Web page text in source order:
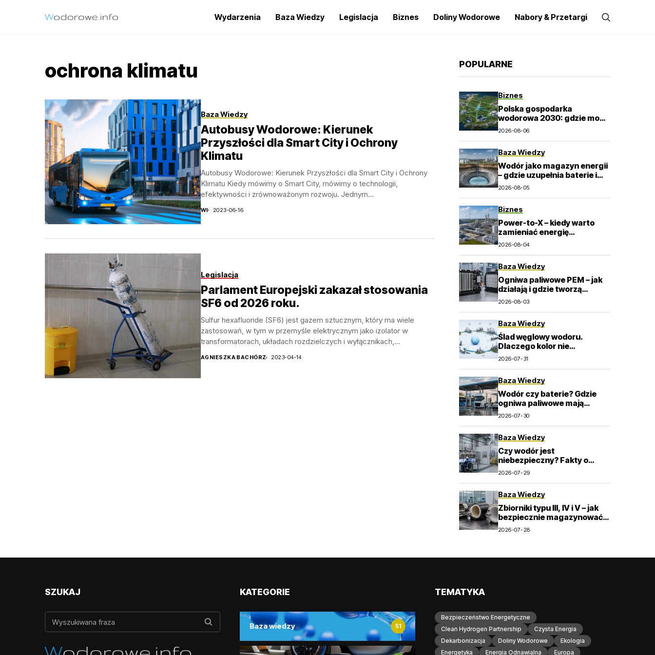
Wydarzenia Baza Wiedzy Legislacja Biznes Doliny Wodorowe Nabory & Przetargi
ochrona klimatu
Baza Wiedzy
Autobusy Wodorowe: Kierunek
Przyszłości dla Smart City i Ochrony
Klimatu
Autobusy Wodorowe: Kierunek Przyszłości dla Smart City i Ochrony
Klimatu Kiedy mówimy o Smart City, mówimy o technologii,
efektywności i zrównoważonym rozwoju. Jednym...
WI 2023-06-16
Legislacja
Parlament Europejski zakazał stosowania
SF6 od 2026 roku.
Sulfur hexafluoride (SF6) jest gazem sztucznym, który ma wiele
zastosowań, w tym w przemyśle elektrycznym jako izolator w
transformatorach, układach rozdzielczych i wyłącznikach,...
AGNIESZKA BACHÓRZ 2023-04-14
POPULARNE
Biznes
Polska gospodarka
wodorowa 2030: gdzie mogą
powstać pierwsze trwałe
2026-08-06
Baza Wiedzy
Wodór jako magazyn energii
– gdzie uzupełnia baterie i
elektrownie szczytowo-
2026-08-05
Biznes
Power-to-X – kiedy warto
zamieniać energię
odnawialną w wodór i e-
2026-08-04
Baza Wiedzy
Ogniwa paliwowe PEM – jak
działają i gdzie tworzą
wartość dla przemysłu?
2026-08-03
Baza Wiedzy
Ślad węglowy wodoru.
Dlaczego kolor nie
wystarcza do oceny emisji? –
2026-07-31
Baza Wiedzy
Wodór czy baterie? Gdzie
ogniwa paliwowe mają
największy sens w
2026-07-30
Baza Wiedzy
Czy wodór jest
niebezpieczny? Fakty o
zapłonie, wentylacji i detekcji
2026-07-29
Baza Wiedzy
Zbiorniki typu III, IV i V – jak
bezpiecznie magazynować
wodór pod wysokim
2026-07-28
SZUKAJ KATEGORIE
Baza wiedzy 51
TEMATYKA
Bezpieczeństwo Energetyczne
Clean Hydrogen Partnership
Czysta Energia
Dekarbonizacja
Doliny Wodorowe
Ekologia
Energetyka
Energia Odnawialna Europa